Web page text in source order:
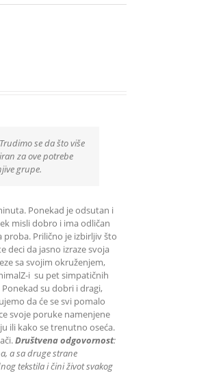
se da što više
za ove potrebe
grupe.
Ponekad je odsutan i
misli dobro i ima odličan
Prilično je izbirljiv što
deci da jasno izraze svoja
sa svojim okruženjem,
i su pet simpatičnih
su dobri i dragi,
da će se svi pomalo
svoje poruke namenjene
ili kako se trenutno oseća.
Društvena odgovornost:
, a sa druge strane
tekstila i čini život svakog